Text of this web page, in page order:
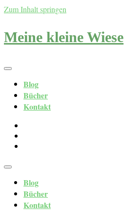
Zum Inhalt springen
Meine kleine Wiese
Blog
Bücher
Kontakt
Blog
Bücher
Kontakt